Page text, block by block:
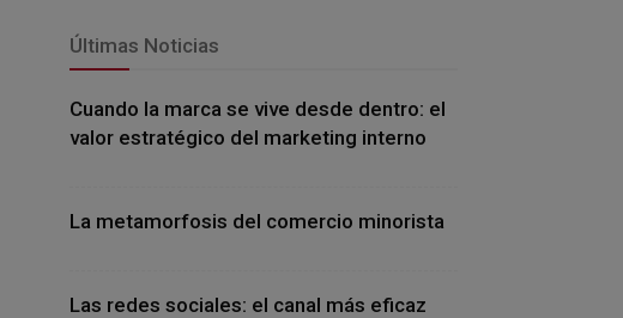
Últimas Noticias
Cuando la marca se vive desde dentro: el
valor estratégico del marketing interno
La metamorfosis del comercio minorista
Las redes sociales: el canal más eficaz